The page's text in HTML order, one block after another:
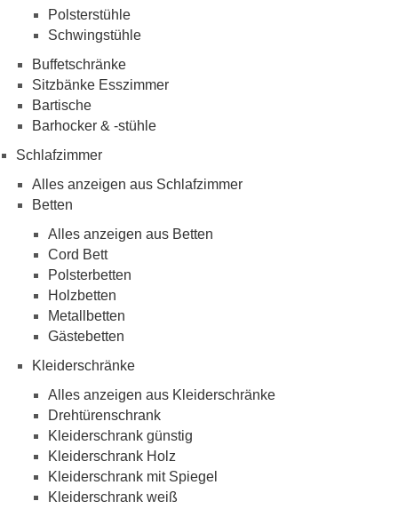
Polsterstühle
Schwingstühle
Buffetschränke
Sitzbänke Esszimmer
Bartische
Barhocker & -stühle
Schlafzimmer
Alles anzeigen aus Schlafzimmer
Betten
Alles anzeigen aus Betten
Cord Bett
Polsterbetten
Holzbetten
Metallbetten
Gästebetten
Kleiderschränke
Alles anzeigen aus Kleiderschränke
Drehtürenschrank
Kleiderschrank günstig
Kleiderschrank Holz
Kleiderschrank mit Spiegel
Kleiderschrank weiß